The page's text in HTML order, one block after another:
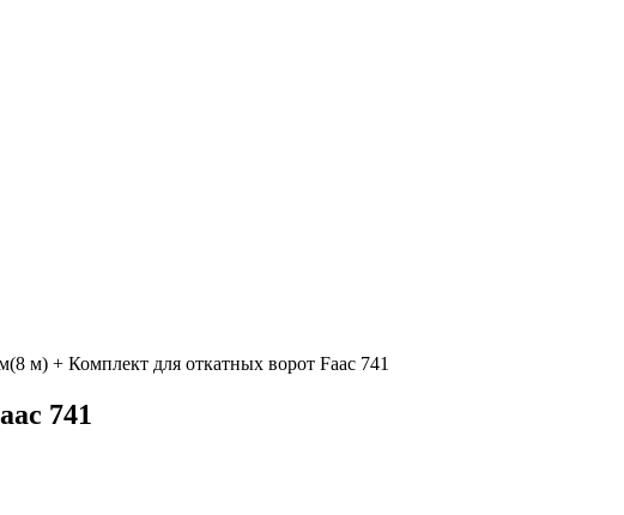
м) + Комплект для откатных ворот Faac 741
741